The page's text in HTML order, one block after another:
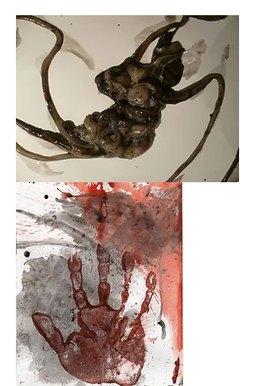
Impression de seiches, détail